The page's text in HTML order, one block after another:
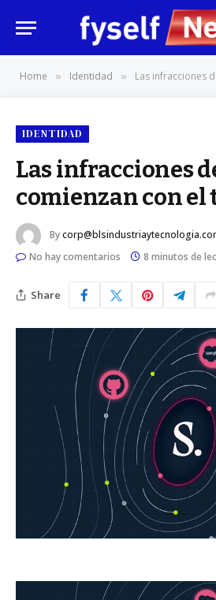
Home » Identidad » Las infracciones de
IDENTIDAD
Las infracciones
comienzan con el
By
No hay comentarios
8 minutos de
Share